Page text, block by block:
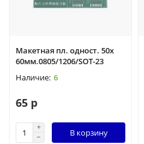
Макетная пл. одност. 50х
60мм.0805/1206/SOT-23
6
65 р
В корзину